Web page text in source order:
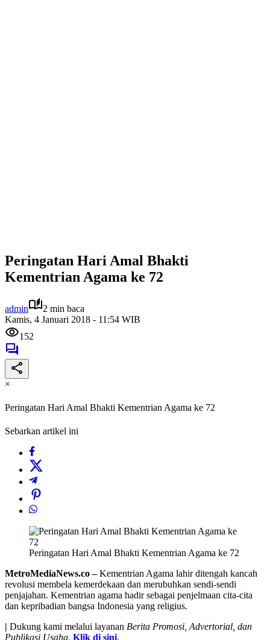
Peringatan Hari Amal Bhakti
Kementrian Agama ke 72
admin
2 min baca
Kamis, 4 Januari 2018 - 11:54 WIB
152
×
Peringatan Hari Amal Bhakti Kementrian Agama ke 72
Sebarkan artikel ini
Peringatan Hari Amal Bhakti Kementrian Agama ke 72
MetroMediaNews.co –Kementrian Agama lahir ditengah kancah
revolusi membela kemerdekaan dan merubuhkan sendi-sendi
penjajahan. Kementrian agama hadir sebagai penjelmaan cita-cita
dan kepribadian bangsa Indonesia yang religius.
| Dukung kami melalui layanan Berita Promosi, Advertorial, dan
Publikasi Usaha. Klik di sini.